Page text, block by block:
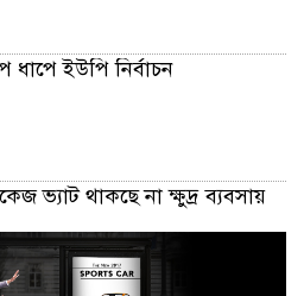
ধাপে ইউপি নির্বাচন
ভ্যাট থাকছে না ক্ষুদ্র ব্যবসায়